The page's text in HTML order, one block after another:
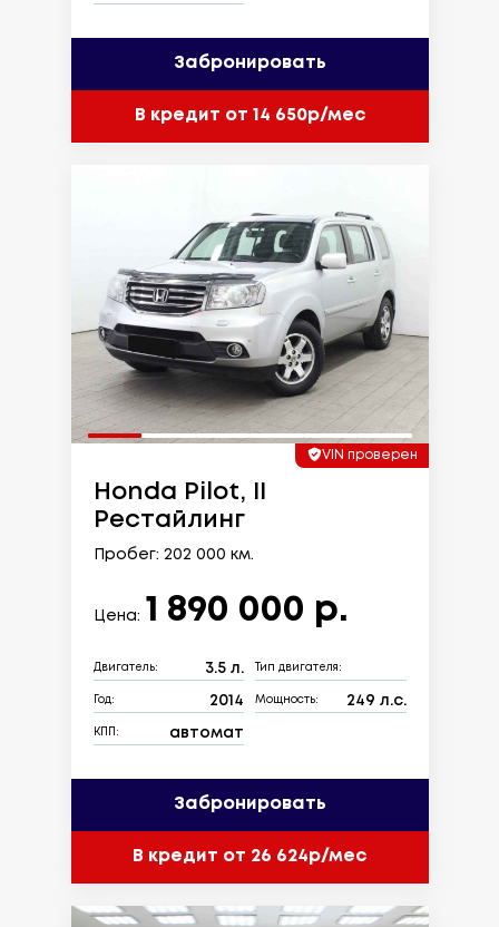
Забронировать
В кредит от 14 650р/мес
VIN проверен
Honda Pilot, II
Рестайлинг
Пробег: 202 000 км.
Цена: 1 890 000 р.
Двигатель: 3.5 л. Тип двигателя:
Год: 2014 Мощность: 249 л.с.
КПП: автомат
Забронировать
В кредит от 26 624р/мес